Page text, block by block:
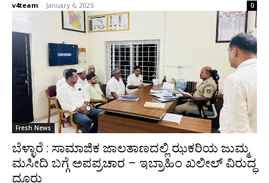
v4team - January 6, 2025 0
Fresh News
ಬೆಳ್ಳಾರೆ : ಸಾಮಾಜಿಕ ಜಾಲತಾಣದಲ್ಲಿ ಝಕರಿಯ ಜುಮ್ಮ
ಮಸೀದಿ ಬಗ್ಗೆ ಅಪಪ್ರಚಾರ – ಇಬ್ರಾಹಿಂ ಖಲೀಲ್ ವಿರುದ್ಧ
ದೂರು